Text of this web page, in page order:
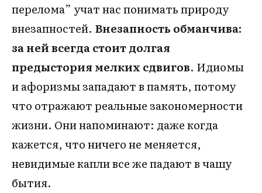
перелома” учат нас понимать природу
внезапностей. Внезапность обманчива:
за ней всегда стоит долгая
предыстория мелких сдвигов. Идиомы
и афоризмы западают в память, потому
что отражают реальные закономерности
жизни. Они напоминают: даже когда
кажется, что ничего не меняется,
невидимые капли все же падают в чашу
бытия.